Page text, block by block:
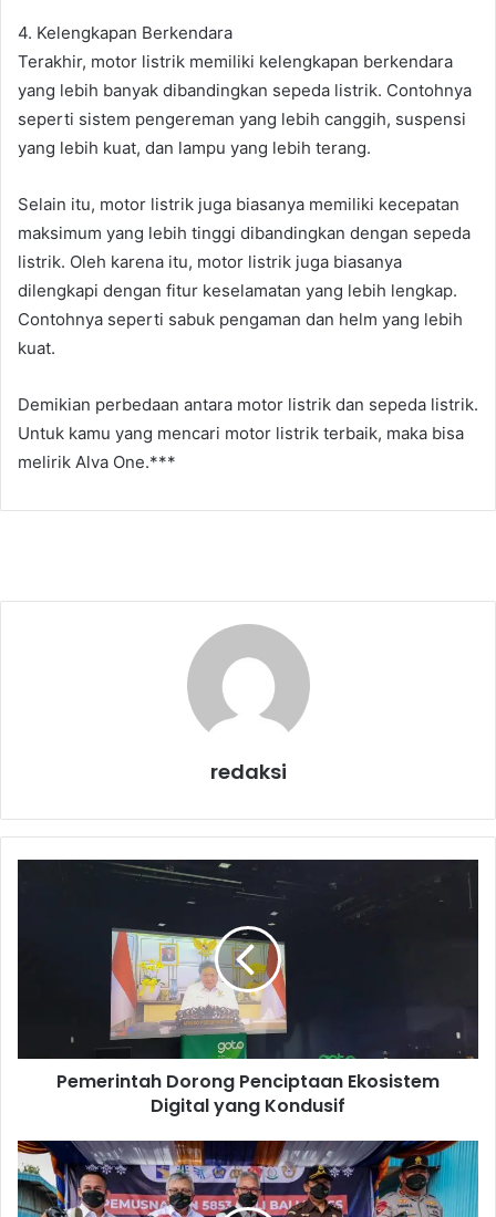
4. Kelengkapan Berkendara
Terakhir, motor listrik memiliki kelengkapan berkendara
yang lebih banyak dibandingkan sepeda listrik. Contohnya
seperti sistem pengereman yang lebih canggih, suspensi
yang lebih kuat, dan lampu yang lebih terang.
Selain itu, motor listrik juga biasanya memiliki kecepatan
maksimum yang lebih tinggi dibandingkan dengan sepeda
listrik. Oleh karena itu, motor listrik juga biasanya
dilengkapi dengan fitur keselamatan yang lebih lengkap.
Contohnya seperti sabuk pengaman dan helm yang lebih
kuat.
Demikian perbedaan antara motor listrik dan sepeda listrik.
Untuk kamu yang mencari motor listrik terbaik, maka bisa
melirik Alva One.***
redaksi
a
r
o
n
Pemerintah Dorong Penciptaan Ekosistem
Digital yang Kondusif
K
e
m